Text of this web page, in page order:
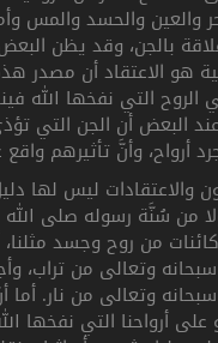
والعين والحسد والمس
بالجن، وقد يظن
هو الاعتقاد أن مصدر
التي نفخها الله
البعض أن الجن التي
أرواح، وأنَّ تأثيرهم واقع
والاعتقادات ليس لها
من سُنَّة رسوله صلى
من روح وجسد مثلنا،
وتعالى من تراب،
وتعالى من نار. أما
أرواحنا التي نفخها